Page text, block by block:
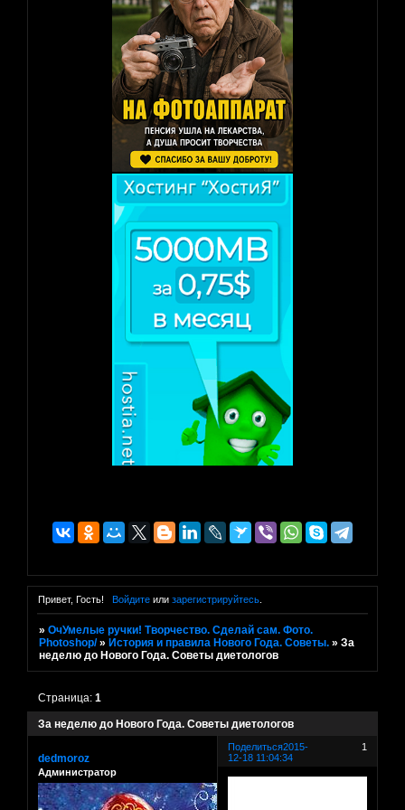
Привет, Гость! Войдитеили зарегистрируйтесь.
»ОчУмелые ручки! Творчество. Сделай сам. Фото.
Photoshop/ » История и правила Нового Года. Советы. »За
неделю до Нового Года. Советы диетологов
За неделю до Нового Года. Советы диетологов
Страница:1
Поделиться 1
2015-
12-18 11:04:34
dedmoroz
Администратор